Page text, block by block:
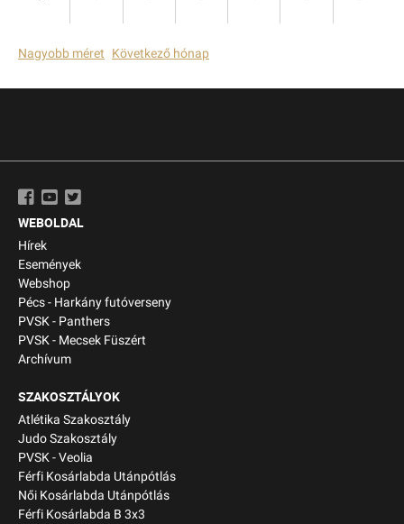
Nagyobb méret Következő hónap
WEBOLDAL
Hírek
Események
Webshop
Pécs - Harkány futóverseny
PVSK - Panthers
PVSK - Mecsek Füszért
Archívum
SZAKOSZTÁLYOK
Atlétika Szakosztály
Judo Szakosztály
PVSK - Veolia
Férfi Kosárlabda Utánpótlás
Női Kosárlabda Utánpótlás
Férfi Kosárlabda B 3x3